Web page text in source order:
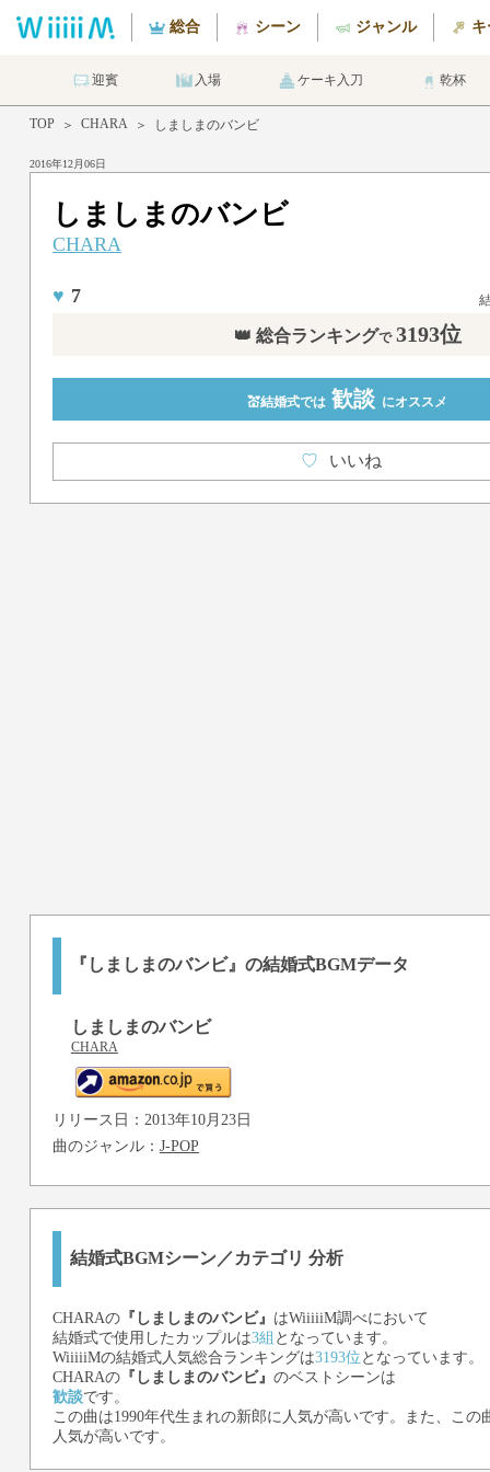
総合 シーン ジャンル キ
迎賓 入場 ケーキ入刀 乾杯
TOP ＞ CHARA ＞ しましまのバンビ
2016年12月06日
しましまのバンビ
CHARA
♥ 7
👑 総合ランキングで 3193位
💒結婚式では 歓談 にオススメ
♡ いいね
『しましまのバンビ』の結婚式BGMデータ
しましまのバンビ
CHARA
リリース日：2013年10月23日
曲のジャンル： J-POP
結婚式BGMシーン／カテゴリ 分析
CHARAの『しましまのバンビ』 はWiiiiiM調べにおいて
結婚式で使用したカップルは3組 となっています。
WiiiiiMの結婚式人気総合ランキングは3193位 となっています。
CHARAの『しましまのバンビ』 のベストシーンは
歓談です。
この曲は1990年代生まれの新郎に人気が高いです。また、この
人気が高いです。